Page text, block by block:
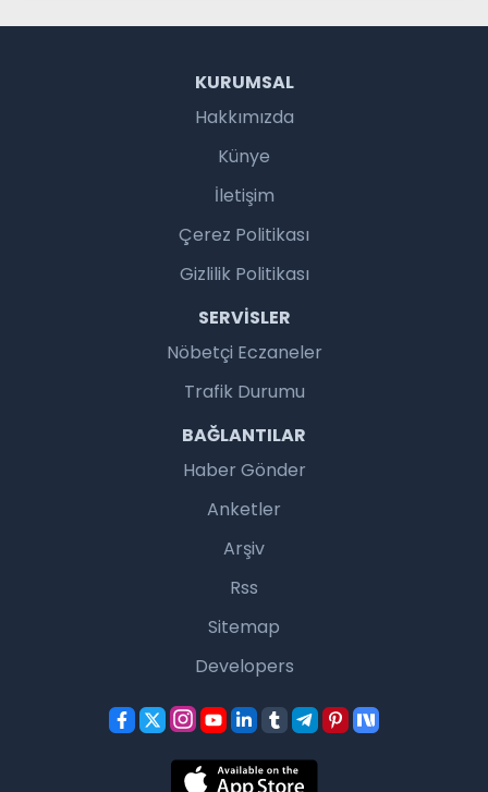
KURUMSAL
Hakkımızda
Künye
İletişim
Çerez Politikası
Gizlilik Politikası
SERVISLER
Nöbetçi Eczaneler
Trafik Durumu
BAĞLANTILAR
Haber Gönder
Anketler
Arşiv
Rss
Sitemap
Developers